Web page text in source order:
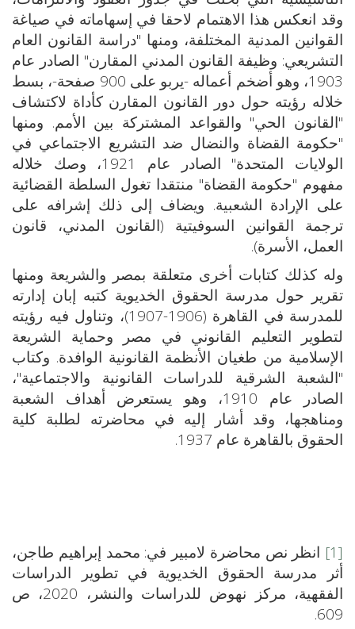
وقد انعكس هذا الاهتمام لاحقا في إسهاماته في صياغة
القوانين المدنية المختلفة، ومنها "دراسة القانون العام
التشريعي: وظيفة القانون المدني المقارن" الصادر عام
1903، وهو أضخم أعماله -يربو على 900 صفحة-، بسط
خلاله رؤيته حول دور القانون المقارن كأداة لاكتشاف
"القانون الحي" والقواعد المشتركة بين الأمم. ومنها
"حكومة القضاة والنضال ضد التشريع الاجتماعي في
الولايات المتحدة" الصادر عام 1921، وصك خلاله
مفهوم "حكومة القضاة" منتقدا تغول السلطة القضائية
على الإرادة الشعبية. ويضاف إلى ذلك إشرافه على
ترجمة القوانين السوفيتية (القانون المدني، قانون
العمل، الأسرة).
وله كذلك كتابات أخرى متعلقة بمصر والشريعة ومنها
تقرير حول مدرسة الحقوق الخديوية كتبه إبان إدارته
للمدرسة في القاهرة (1906-1907)، وتناول فيه رؤيته
لتطوير التعليم القانوني في مصر وحماية الشريعة
الإسلامية من طغيان الأنظمة القانونية الوافدة. وكتاب
"الشعبة الشرقية للدراسات القانونية والاجتماعية"،
الصادر عام 1910، وهو يستعرض أهداف الشعبة
ومناهجها، وقد أشار إليه في محاضرته لطلبة كلية
الحقوق بالقاهرة عام 1937.
[1]
انظر نص محاضرة لامبير في: محمد إبراهيم طاجن،
أثر مدرسة الحقوق الخديوية في تطوير الدراسات
الفقهية، مركز نهوض للدراسات والنشر، 2020، ص
609.